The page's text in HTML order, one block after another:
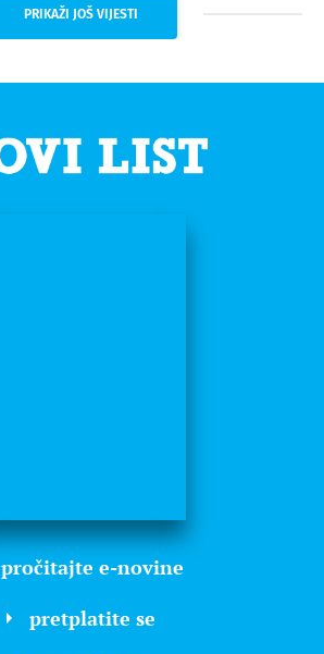
PRIKAŽI JOŠ VIJESTI
pročitajte e-novine
pretplatite se